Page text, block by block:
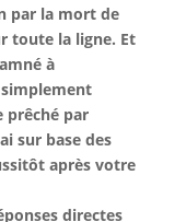
par la mort de
toute la ligne. Et
à
prêché par
sur base des
après votre
directes